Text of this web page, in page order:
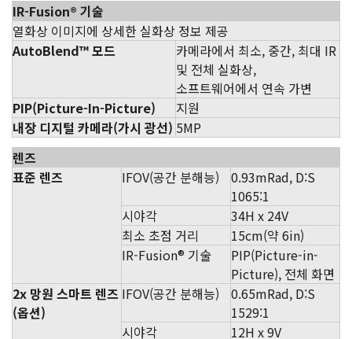
IR-Fusion® 기술
열화상 이미지에 상세한 실화상 정보 제공
AutoBlend™ 모드
카메라에서 최소, 중간, 최대 IR
및 전체 실화상,
소프트웨어에서 연속 가변
PIP(Picture-In-Picture)
지원
내장 디지털 카메라(가시 광선) 5MP
렌즈
표준 렌즈
IFOV(공간 분해능)
0.93mRad, D:S
1065:1
시야각
34H x 24V
최소 초점 거리
15cm(약 6in)
IR-Fusion® 기술
PIP(Picture-in-
Picture), 전체 화면
2x 망원 스마트 렌즈
(옵션)
IFOV(공간 분해능)
0.65mRad, D:S
1529:1
시야각
12H x 9V